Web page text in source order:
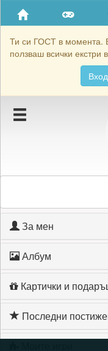
Ти си ГОСТ в момента.
ползваш всички екстри
Вход
Приятели
Хронология на игри
Подаръците на
Картичките на
За мен
Албум
Картички и
Последни